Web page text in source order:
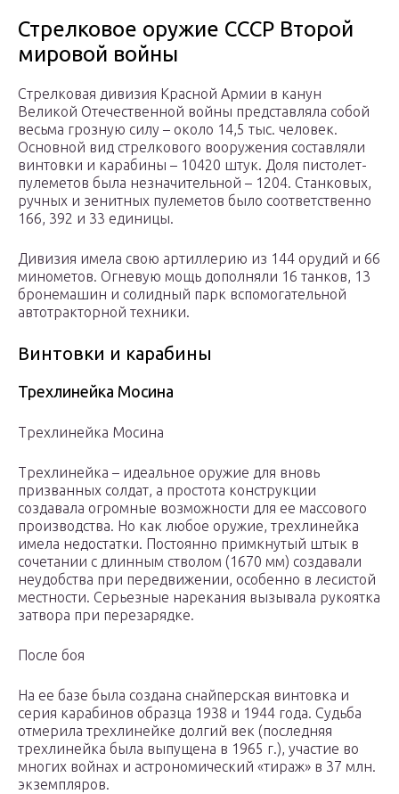
Стрелковое оружие СССР Второй
мировой войны
Стрелковая дивизия Красной Армии в канун
Великой Отечественной войны представляла собой
весьма грозную силу – около 14,5 тыс. человек.
Основной вид стрелкового вооружения составляли
винтовки и карабины – 10420 штук. Доля пистолет-
пулеметов была незначительной – 1204. Станковых,
ручных и зенитных пулеметов было соответственно
166, 392 и 33 единицы.
Дивизия имела свою артиллерию из 144 орудий и 66
минометов. Огневую мощь дополняли 16 танков, 13
бронемашин и солидный парк вспомогательной
автотракторной техники.
Винтовки и карабины
Трехлинейка Мосина
Трехлинейка Мосина
Трехлинейка – идеальное оружие для вновь
призванных солдат, а простота конструкции
создавала огромные возможности для ее массового
производства. Но как любое оружие, трехлинейка
имела недостатки. Постоянно примкнутый штык в
сочетании с длинным стволом (1670 мм) создавали
неудобства при передвижении, особенно в лесистой
местности. Серьезные нарекания вызывала рукоятка
затвора при перезарядке.
После боя
На ее базе была создана снайперская винтовка и
серия карабинов образца 1938 и 1944 года. Судьба
отмерила трехлинейке долгий век (последняя
трехлинейка была выпущена в 1965 г.), участие во
многих войнах и астрономический «тираж» в 37 млн.
экземпляров.